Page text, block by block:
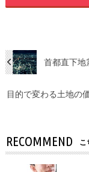
首都直下地
目的で変わる土地の
RECOMMEND こ